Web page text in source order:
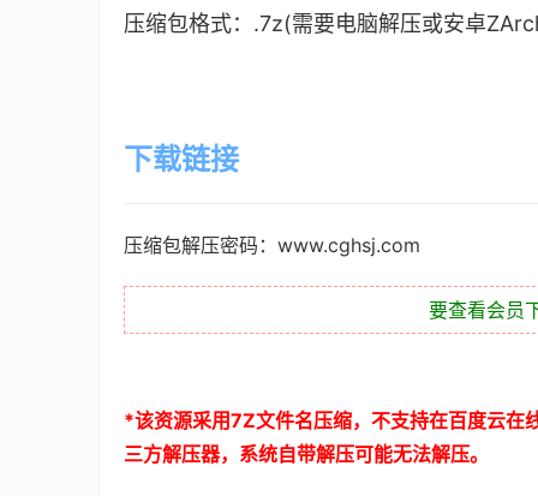
压缩包格式：.7z(需要电脑解压或安卓
下载链接
压缩包解压密码：www.cghsj.com
要查看会员
*该资源采用7Z文件名压缩，不支持在百度云在
三方解压器，系统自带解压可能无法解压。